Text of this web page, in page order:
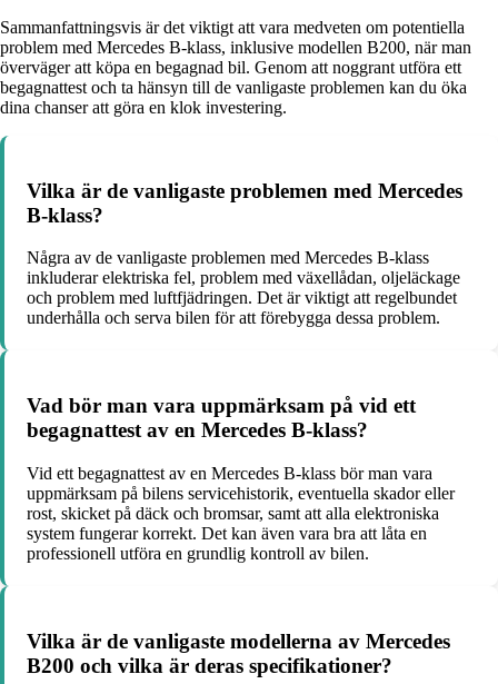
Sammanfattningsvis är det viktigt att vara medveten om potentiella
problem med Mercedes B-klass, inklusive modellen B200, när man
överväger att köpa en begagnad bil. Genom att noggrant utföra ett
begagnattest och ta hänsyn till de vanligaste problemen kan du öka
dina chanser att göra en klok investering.
Vilka är de vanligaste problemen med Mercedes
B-klass?
Några av de vanligaste problemen med Mercedes B-klass
inkluderar elektriska fel, problem med växellådan, oljeläckage
och problem med luftfjädringen. Det är viktigt att regelbundet
underhålla och serva bilen för att förebygga dessa problem.
Vad bör man vara uppmärksam på vid ett
begagnattest av en Mercedes B-klass?
Vid ett begagnattest av en Mercedes B-klass bör man vara
uppmärksam på bilens servicehistorik, eventuella skador eller
rost, skicket på däck och bromsar, samt att alla elektroniska
system fungerar korrekt. Det kan även vara bra att låta en
professionell utföra en grundlig kontroll av bilen.
Vilka är de vanligaste modellerna av Mercedes
B200 och vilka är deras specifikationer?